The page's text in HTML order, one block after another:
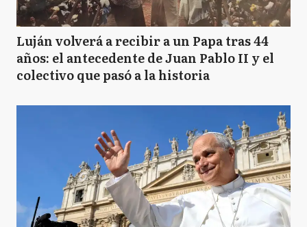
Luján volverá a recibir a un Papa tras 44
años: el antecedente de Juan Pablo II y el
colectivo que pasó a la historia